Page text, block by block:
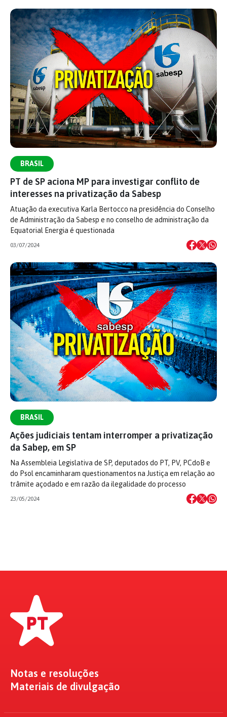
BRASIL
PT de SP aciona MP para investigar conflito de
interesses na privatização da Sabesp
Atuação da executiva Karla Bertocco na presidência do Conselho
de Administração da Sabesp e no conselho de administração da
Equatorial Energia é questionada
03/07/2024
BRASIL
Ações judiciais tentam interromper a privatização
da Sabep, em SP
Na Assembleia Legislativa de SP, deputados do PT, PV, PCdoB e
do Psol encaminharam questionamentos na Justiça em relação ao
trâmite açodado e em razão da ilegalidade do processo
23/05/2024
Notas e resoluções
Materiais de divulgação